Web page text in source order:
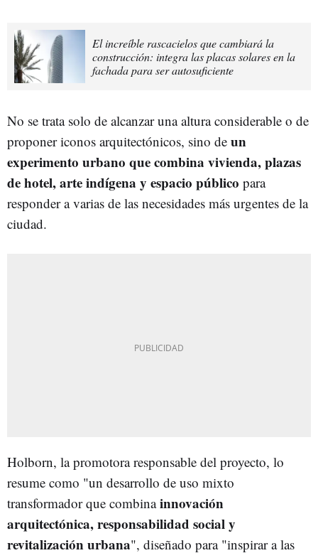
El increíble rascacielos que cambiará la
construcción: integra las placas solares en la
fachada para ser autosuficiente
No se trata solo de alcanzar una altura considerable o de
proponer iconos arquitectónicos, sino de un
experimento urbano que combina vivienda, plazas
de hotel, arte indígena y espacio público para
responder a varias de las necesidades más urgentes de la
ciudad.
Holborn, la promotora responsable del proyecto, lo
resume como "un desarrollo de uso mixto
transformador que combinainnovación
arquitectónica, responsabilidad social y
revitalización urbana", diseñado para "inspirar a las